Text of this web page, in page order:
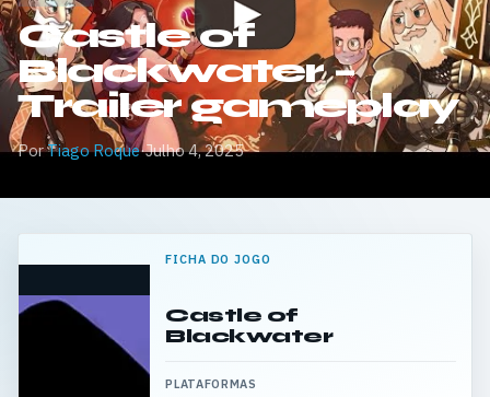
Castle of
Blackwater –
Trailer gameplay
PorTiago Roque·Julho 4, 2025
FICHA DO JOGO
Castle of
Blackwater
PLATAFORMAS